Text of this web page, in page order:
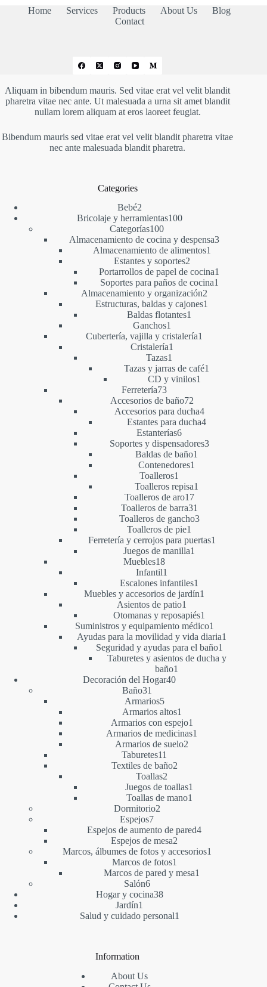
49,59 €
Home Services Products About Us
Blog
Contact
Aliquam in bibendum mauris. Sed vitae erat vel velit blandit
pharetra vitae nec ante. Ut malesuada a urna sit amet blandit
nullam lorem aliquam at eros laoreet feugiat.
Bibendum mauris sed vitae erat vel velit blandit pharetra vitae
nec ante malesuada blandit pharetra.
Categories
Bebé22
productos
Bricolaje y herramientas100100
Categorías100100
productos
Almacenamiento de cocina y despensa33
Almacenamiento de alimentos1
Estantes y soportes22
productos
Portarrollos de papel de cocina1
Soportes para paños de cocina1
Almacenamiento y organización2
Estructuras, baldas y cajones1
Baldas flotantes1
Ganchos1
producto
Cubertería, vajilla y cristalería1
Cristalería1
Tazas1
producto
Tazas y jarras de café1
CD y vinilos1
Ferretería7373
productos
Accesorios de baño7272
productos
Accesorios para ducha44
productos
Estantes para ducha44
Estanterías66
productos
Soportes y dispensadores33
Baldas de baño1
Contenedores1
Toalleros1
producto
Toalleros repisa1
Toalleros de aro1717
productos
Toalleros de barra31
productos
Toalleros de gancho33
Toalleros de pie1
producto
Ferretería y cerrojos para puertas1
Juegos de manilla1
Muebles1818
productos
Infantil1
producto
Escalones infantiles1
producto
Muebles y accesorios de jardín1
Asientos de patio1
producto
Otomanas y reposapiés1
producto
Suministros y equipamiento médico1
producto
Ayudas para la movilidad y vida diaria1
Seguridad y ayudas para el baño1
producto
Taburetes y asientos de ducha y
baño1
Decoración del Hogar4040
Baño31
productos
Armarios55
productos
Armarios altos1
producto
Armarios con espejo1
producto
Armarios de medicinas1
Armarios de suelo2
Taburetes11
productos
Textiles de baño22
Toallas2
productos
Juegos de toallas1
Toallas de mano1
Dormitorio22
Espejos77
productos
Espejos de aumento de pared44
Espejos de mesa2
productos
Marcos, álbumes de fotos y accesorios1
Marcos de fotos1
producto
Marcos de pared y mesa1
Salón66
productos
Hogar y cocina3838
Jardín1
producto
Salud y cuidado personal1
Information
About Us